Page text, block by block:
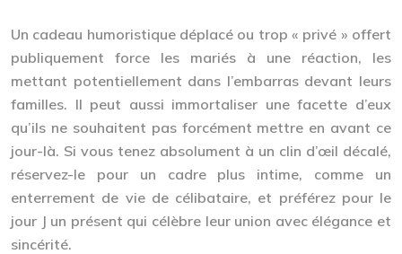
Un cadeau humoristique déplacé ou trop « privé » offert
publiquement force les mariés à une réaction, les
mettant potentiellement dans l’embarras devant leurs
familles. Il peut aussi immortaliser une facette d’eux
qu’ils ne souhaitent pas forcément mettre en avant ce
jour-là. Si vous tenez absolument à un clin d’œil décalé,
réservez-le pour un cadre plus intime, comme un
enterrement de vie de célibataire, et préférez pour le
jour J un présent qui célèbre leur union avec élégance et
sincérité.